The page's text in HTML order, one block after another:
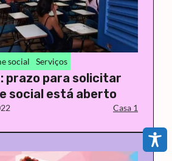
social Serviços
prazo para solicitar
social está aberto
Casa 1